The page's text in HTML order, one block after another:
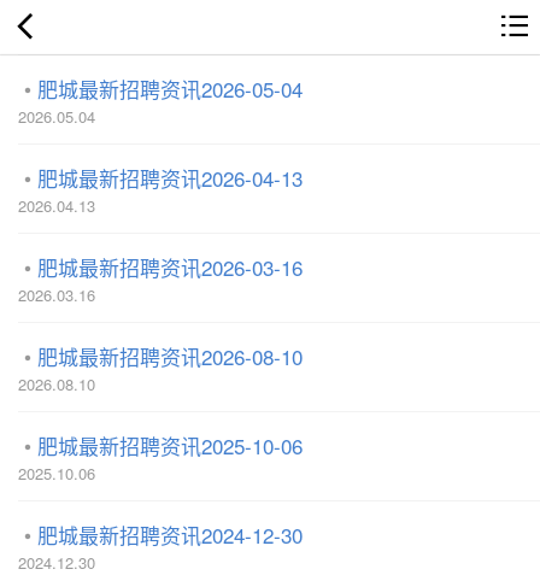
肥城最新招聘资讯2026-05-04
2026.05.04
肥城最新招聘资讯2026-04-13
2026.04.13
肥城最新招聘资讯2026-03-16
2026.03.16
肥城最新招聘资讯2026-08-10
2026.08.10
肥城最新招聘资讯2025-10-06
2025.10.06
肥城最新招聘资讯2024-12-30
2024.12.30